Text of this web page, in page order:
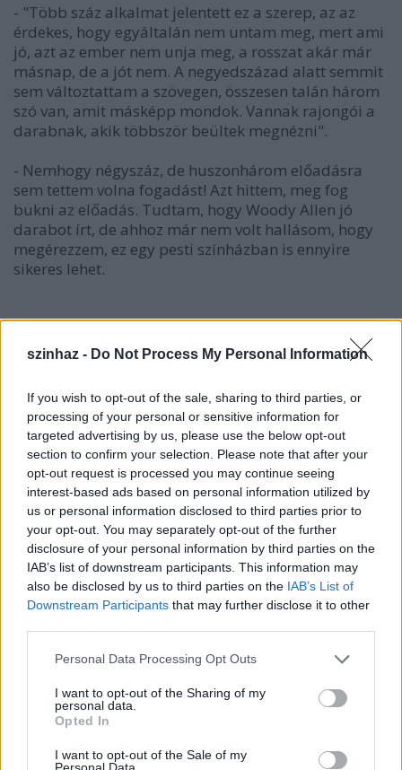
szinhaz - Do Not Process My Personal Information
If you wish to opt-out of the sale, sharing to third parties, or
processing of your personal or sensitive information for
targeted advertising by us, please use the below opt-out
section to confirm your selection. Please note that after your
opt-out request is processed you may continue seeing
interest-based ads based on personal information utilized by
us or personal information disclosed to third parties prior to
your opt-out. You may separately opt-out of the further
disclosure of your personal information by third parties on the
IAB’s list of downstream participants. This information may
also be disclosed by us to third parties on the IAB’s List of
Downstream Participants that may further disclose it to other
Please note that this website/app uses one or more Google
not limited to your visit or usage behaviour. You may click to
grant or deny consent to Google and its third-party tags to
use your data for below specified purposes in below Google
consent section.
Personal Data Processing Opt Outs
I want to opt-out of the Sharing of my
personal data.
Opted In
I want to opt-out of the Sale of my
Personal Data.
- "Több száz alkalmat jelentett ez a szerep, az az
érdekes, hogy egyáltalán nem untam meg, mert ami
jó, azt az ember nem unja meg, a rosszat akár már
másnap, de a jót nem. A negyedszázad alatt semmit
sem változtattam a szövegen, összesen talán három
szó van, amit másképp mondok. Vannak rajongói a
darabnak, akik többször beültek megnézni".
- Nemhogy négyszáz, de huszonhárom előadásra
sem tettem volna fogadást! Azt hittem, meg fog
bukni az előadás. Tudtam, hogy Woody Allen jó
darabot írt, de ahhoz már nem volt hallásom, hogy
megérezzem, ez egy pesti színházban is ennyire
sikeres lehet.
Videoklip készült:
A különleges évforduló alkalmából exkluzív
melynek magyar szövegét Geszti Péter írta, a zenéjét